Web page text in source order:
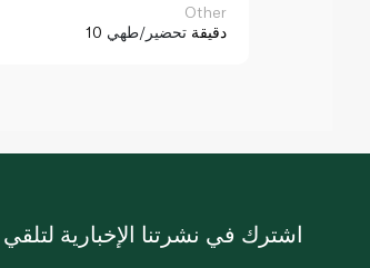
Other
10 دقيقة تحضير/طهي
اشترك في نشرتنا الإخبارية